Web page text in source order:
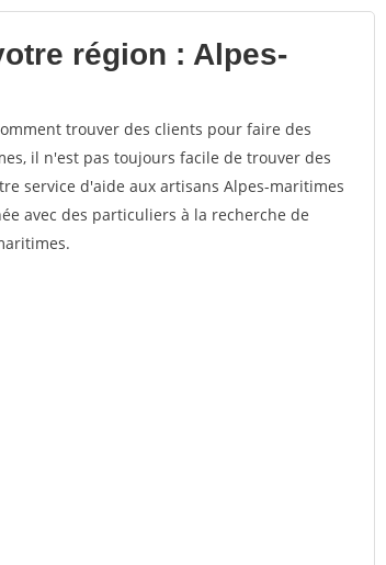
région : Alpes-
trouver des clients pour faire des
il n'est pas toujours facile de trouver des
service d'aide aux artisans Alpes-maritimes
avec des particuliers à la recherche de